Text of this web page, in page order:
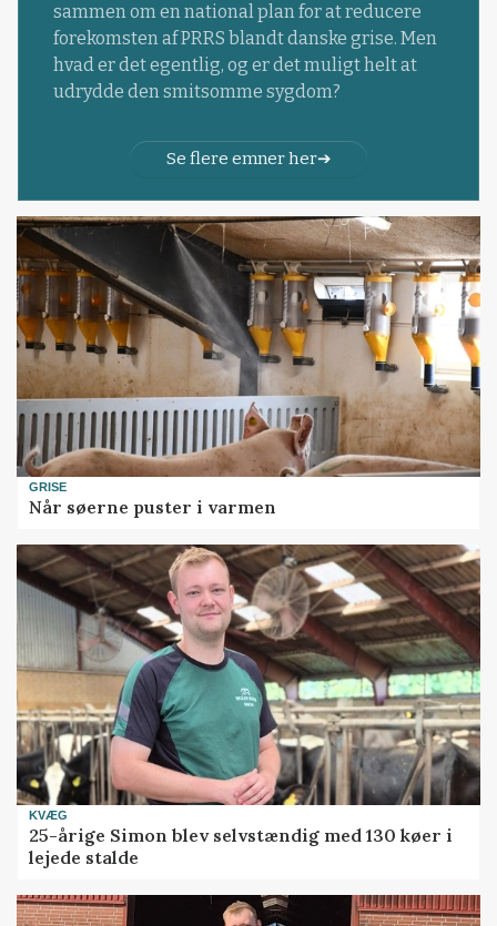
sammen om en national plan for at reducere
forekomsten af PRRS blandt danske grise. Men
hvad er det egentlig, og er det muligt helt at
udrydde den smitsomme sygdom?
Se flere emner her
GRISE
Når søerne puster i varmen
KVÆG
25-årige Simon blev selvstændig med 130 køer i
lejede stalde